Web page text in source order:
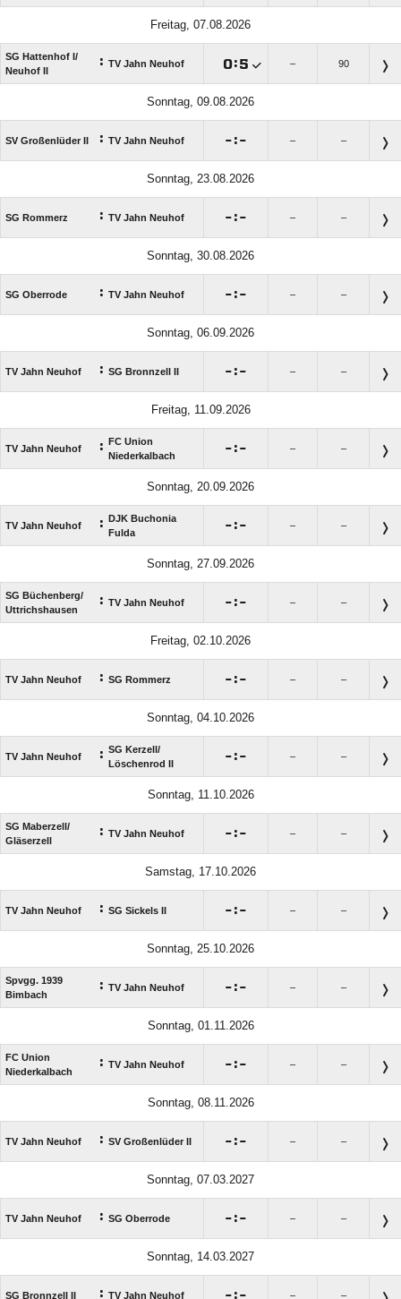
Freitag, 07.08.2026
SG Hattenhof I/​
Neuhof II
: TV Jahn Neuhof : – 90
Sonntag, 09.08.2026
SV Großenlüder II : TV Jahn Neuhof : – –
Sonntag, 23.08.2026
SG Rommerz : TV Jahn Neuhof : – –
Sonntag, 30.08.2026
SG Oberrode : TV Jahn Neuhof : – –
Sonntag, 06.09.2026
TV Jahn Neuhof : SG Bronnzell II : – –
Freitag, 11.09.2026
TV Jahn Neuhof : FC Union
Niederkalbach
: – –
Sonntag, 20.09.2026
TV Jahn Neuhof : DJK Buchonia
Fulda
: – –
Sonntag, 27.09.2026
SG Büchenberg/​
Uttrichshausen
: TV Jahn Neuhof : – –
Freitag, 02.10.2026
TV Jahn Neuhof : SG Rommerz : – –
Sonntag, 04.10.2026
TV Jahn Neuhof : SG Kerzell/​
Löschenrod II
: – –
Sonntag, 11.10.2026
SG Maberzell/​
Gläserzell
: TV Jahn Neuhof : – –
Samstag, 17.10.2026
TV Jahn Neuhof : SG Sickels II : – –
Sonntag, 25.10.2026
Spvgg. 1939
Bimbach
: TV Jahn Neuhof : – –
Sonntag, 01.11.2026
FC Union
Niederkalbach
: TV Jahn Neuhof : – –
Sonntag, 08.11.2026
TV Jahn Neuhof : SV Großenlüder II : – –
Sonntag, 07.03.2027
TV Jahn Neuhof : SG Oberrode : – –
Sonntag, 14.03.2027
SG Bronnzell II : TV Jahn Neuhof : – –